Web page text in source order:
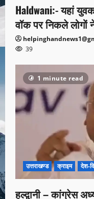
Haldwani:- यहां
वॉक पर निकले
39
1 minute read
उत्तराखण्ड क्राइम देश-
हल्द्वानी – कांग्रेस